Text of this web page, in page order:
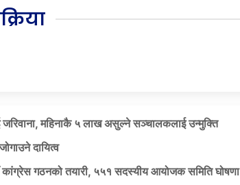
महिनाकै ५ लाख असुल्ने सञ्चालकलाई उन्मुक्ति
दायित्व
गठनको तयारी, ५५१ सदस्यीय आयोजक समिति घोषणा